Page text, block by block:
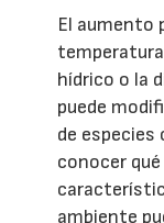
El aumento
hídrico o la
puede
de especies
conocer
ambiente